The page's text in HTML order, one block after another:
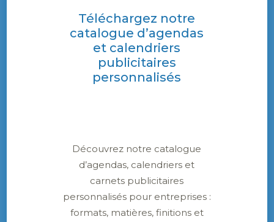
Téléchargez notre
catalogue d’agendas
et calendriers
publicitaires
personnalisés
Découvrez notre catalogue
d’agendas, calendriers et
carnets publicitaires
personnalisés pour entreprises :
formats, matières, finitions et